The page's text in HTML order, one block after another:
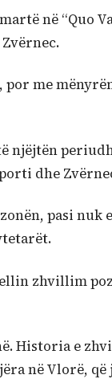
në “Quo
me
njëjtën
dhe
pasi nuk
zhvillim
Historia e
në Vlorë,